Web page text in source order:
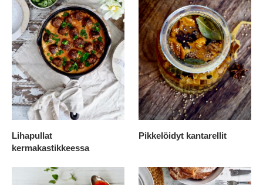
Lihapullat
kermakastikkeessa
Pikkelöidyt kantarellit